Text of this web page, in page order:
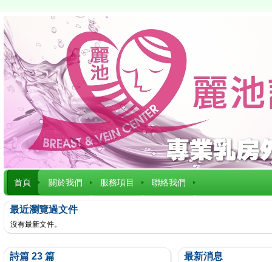
首頁 關於我們 服務項目 聯絡我們
最近瀏覽過文件
沒有最新文件。
詩篇 23 篇 最新消息